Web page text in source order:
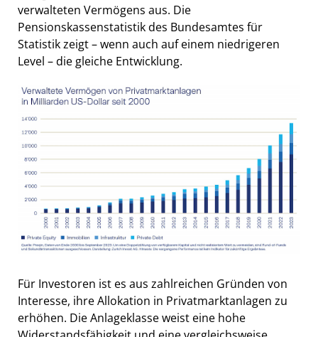
verwalteten Vermögens aus. Die
Pensionskassenstatistik des Bundesamtes für
Statistik zeigt – wenn auch auf einem niedrigeren
Level – die gleiche Entwicklung.
Für Investoren ist es aus zahlreichen Gründen von
Interesse, ihre Allokation in Privatmarktanlagen zu
erhöhen. Die Anlageklasse weist eine hohe